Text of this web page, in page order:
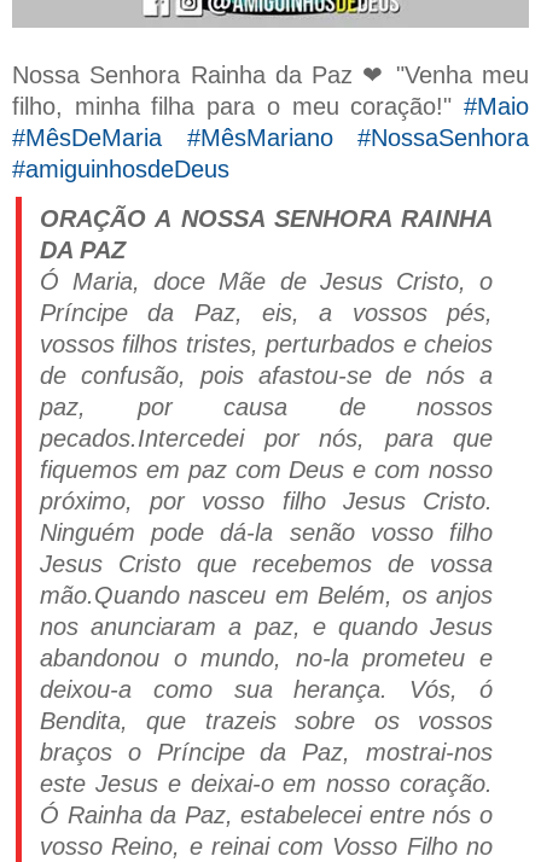
Nossa Senhora Rainha da Paz ❤ "Venha meu
filho, minha filha para o meu coração!" #Maio
#MêsDeMaria #MêsMariano #NossaSenhora
#amiguinhosdeDeus
ORAÇÃO A NOSSA SENHORA RAINHA
DA PAZ
Ó Maria, doce Mãe de Jesus Cristo, o
Príncipe da Paz, eis, a vossos pés,
vossos filhos tristes, perturbados e cheios
de confusão, pois afastou-se de nós a
paz, por causa de nossos
pecados.Intercedei por nós, para que
fiquemos em paz com Deus e com nosso
próximo, por vosso filho Jesus Cristo.
Ninguém pode dá-la senão vosso filho
Jesus Cristo que recebemos de vossa
mão.Quando nasceu em Belém, os anjos
nos anunciaram a paz, e quando Jesus
abandonou o mundo, no-la prometeu e
deixou-a como sua herança. Vós, ó
Bendita, que trazeis sobre os vossos
braços o Príncipe da Paz, mostrai-nos
este Jesus e deixai-o em nosso coração.
Ó Rainha da Paz, estabelecei entre nós o
vosso Reino, e reinai com Vosso Filho no